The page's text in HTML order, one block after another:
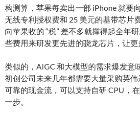
构测算，苹果每卖出一部 iPhone 就要
无线专利授权费和 25 美元的基带芯片
向苹果收的 “税” 差不多就撑得起全年
些费用来研发更先进的骁龙芯片，让更
类似的，AIGC 和大模型的需求爆发意
初创公司未来几年都需要大量采购英伟
可靠的现金流，可以支持自研 CPU，
一步。